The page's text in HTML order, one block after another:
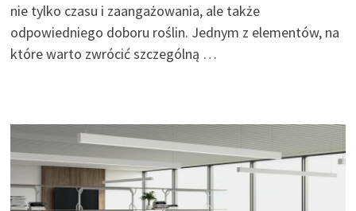
nie tylko czasu i zaangażowania, ale także
odpowiedniego doboru roślin. Jednym z elementów, na
które warto zwrócić szczególną …